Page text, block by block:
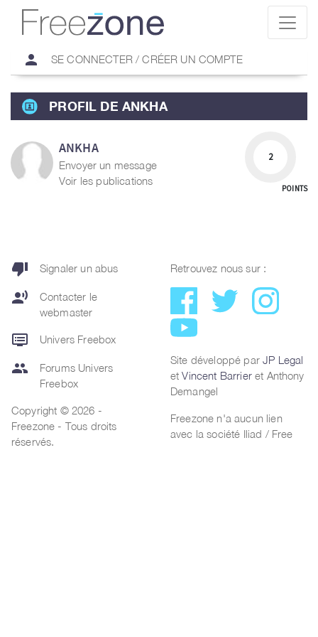
person SE CONNECTER / CRÉER UN COMPTE
PROFIL DE ANKHA
ANKHA
Envoyer un message
Voir les publications
2
POINTS
thumb_down Signaler un abus
record_voice_over
Contacter le
webmaster
dvr Univers Freebox
group
Forums Univers
Freebox
Copyright © 2026 -
Freezone - Tous droits
réservés.
Retrouvez nous sur :
Site développé parJP Legal
etVincent Barrieret Anthony
Demangel
Freezone n'a aucun lien
avec la société Iliad / Free